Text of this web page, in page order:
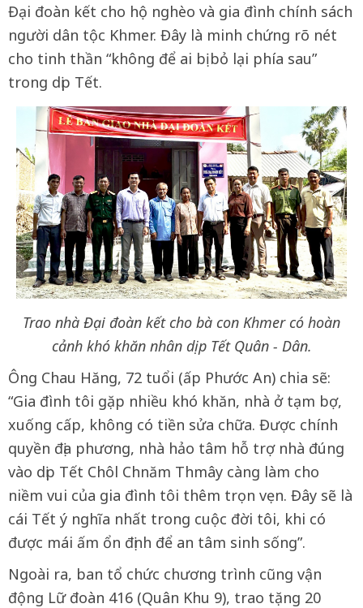
Đại đoàn kết cho hộ nghèo và gia đình chính sách
người dân tộc Khmer. Đây là minh chứng rõ nét
cho tinh thần “không để ai bị bỏ lại phía sau”
trong dịp Tết.
Trao nhà Đại đoàn kết cho bà con Khmer có hoàn
cảnh khó khăn nhân dịp Tết Quân - Dân.
Ông Chau Hăng, 72 tuổi (ấp Phước An) chia sẽ:
“Gia đình tôi gặp nhiều khó khăn, nhà ở tạm bợ,
xuống cấp, không có tiền sửa chữa. Được chính
quyền địa phương, nhà hảo tâm hỗ trợ nhà đúng
vào dịp Tết Chôl Chnăm Thmây càng làm cho
niềm vui của gia đình tôi thêm trọn vẹn. Đây sẽ là
cái Tết ý nghĩa nhất trong cuộc đời tôi, khi có
được mái ấm ổn định để an tâm sinh sống”.
Ngoài ra, ban tổ chức chương trình cũng vận
động Lữ đoàn 416 (Quân Khu 9), trao tặng 20